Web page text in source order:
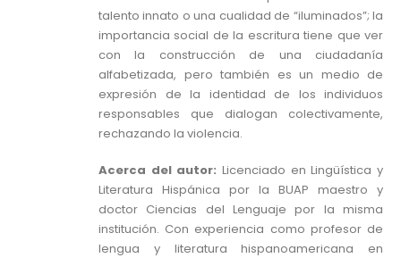
talento innato o una cualidad de “iluminados”; la
importancia social de la escritura tiene que ver
con la construcción de una ciudadanía
alfabetizada, pero también es un medio de
expresión de la identidad de los individuos
responsables que dialogan colectivamente,
rechazando la violencia.
Acerca del autor: Licenciado en Lingüística y
Literatura Hispánica por la BUAP maestro y
doctor Ciencias del Lenguaje por la misma
institución. Con experiencia como profesor de
lengua y literatura hispanoamericana en